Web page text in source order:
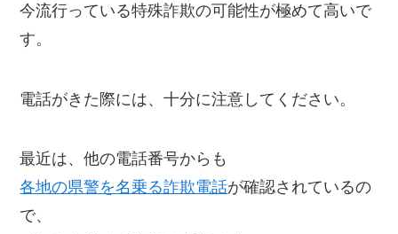
今流行っている特殊詐欺の可能性が極めて高いで
す。
電話がきた際には、十分に注意してください。
最近は、他の電話番号からも
各地の県警を名乗る詐欺電話が確認されているの
で、